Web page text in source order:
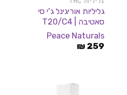
גליליות אוריגינל ג'י סי
סאטיבה | T20/C4
Peace Naturals
259
₪